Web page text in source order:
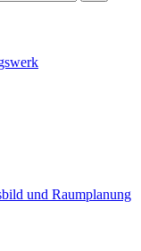
und Raumplanung